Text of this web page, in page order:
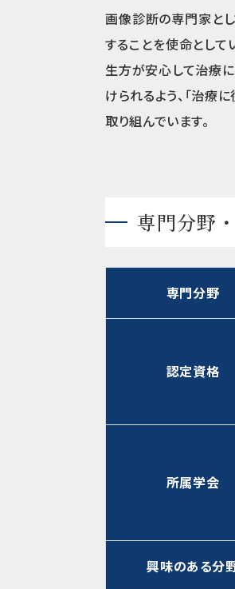
画像診断の専門家と
することを使命とし
生方が安心して治療
けられるよう、「治療
取り組んでいます。
専門分野
専門分野
認定資格
所属学会
興味のある分